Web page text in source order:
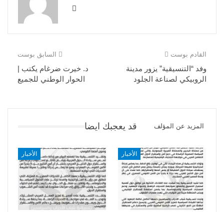
السابق بوست
د. خيرت ضرغام يكتب |
الحوار الوطني للجميع
القادم بوست
وفد “التنسيقية” يزور مدينة
الروبيكي لصناعة الجلود
قد يعجبك ايضا المزيد عن المؤلف
الأخبار الأخبار